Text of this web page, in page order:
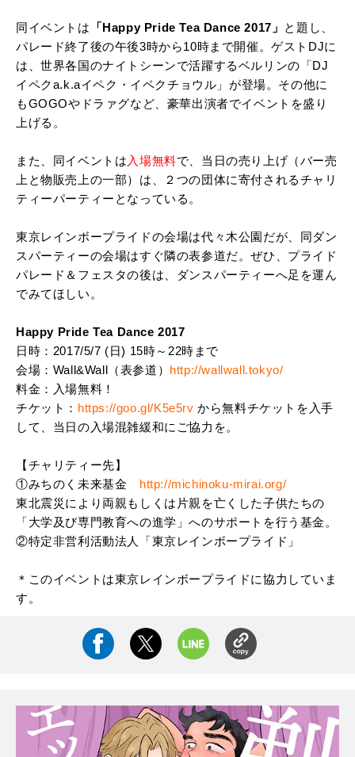
同イベントは 「Happy Pride Tea Dance 2017」 と題し、
パレード終了後の午後3時から10時まで開催。ゲストDJに
は、世界各国のナイトシーンで活躍するベルリンの「DJ
イペクa.k.aイペク・イペクチョウル」が登場。その他に
もGOGOやドラァグなど、豪華出演者でイベントを盛り
上げる。
また、同イベントは 入場無料で、当日の売り上げ（バー売
上と物販売上の一部）は、２つの団体に寄付されるチャリ
ティーパーティーとなっている。
東京レインボープライドの会場は代々木公園だが、同ダン
スパーティーの会場はすぐ隣の表参道だ。ぜひ、プライド
パレード＆フェスタの後は、ダンスパーティーへ足を運ん
でみてほしい。
Happy Pride Tea Dance 2017
日時：2017/5/7 (日) 15時～22時まで
会場：Wall&Wall（表参道） http://wallwall.tokyo/
料金：入場無料！
チケット： https://goo.gl/K5e5rv から無料チケットを入手
して、当日の入場混雑緩和にご協力を。
【チャリティー先】
①みちのく未来基金 http://michinoku-mirai.org/
東北震災により両親もしくは片親を亡くした子供たちの
「大学及び専門教育への進学」へのサポートを行う基金。
②特定非営利活動法人「東京レインボープライド」
＊このイベントは東京レインボープライドに協力していま
す。